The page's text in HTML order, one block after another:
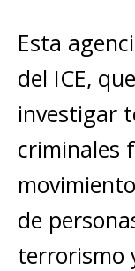
Esta
del ICE,
investigar
criminales
de
terrorismo